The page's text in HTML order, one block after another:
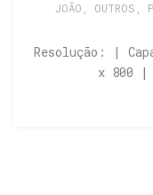
JOÃO OUTROS
Resolução: |
x 800 |